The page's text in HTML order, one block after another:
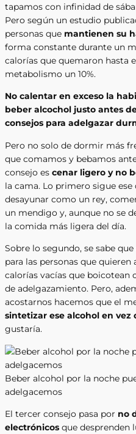
tapamos con infinidad de
Pero según un estudio
personas que mantienen su
forma constante durante un
calorías que quemaron hasta
metabolismo un 10%.
No calentar en exceso la
beber alcochol justo antes
consejos para adelgazar
Pero no solo de dormir más
que comamos y bebamos
consejo es cenar ligero y no
la cama. Lo primero sigue
desayunar como un rey,
un mendigo y, aunque no se
la comida más ligera del día.
Sobre lo segundo, se sabe
para las personas que
calorías vacías que boicotean
de adelgazamiento. Pero,
acostarnos hacemos que el
sintetizar ese alcohol en vez
gustaría.
Beber alcohol por la noche
adelgacemos
El tercer consejo pasa por no
electrónicos que desprenden